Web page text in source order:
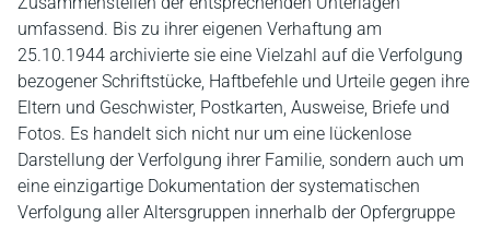
umfassend. Bis zu ihrer eigenen Verhaftung am
25.10.1944 archivierte sie eine Vielzahl auf die Verfolgung
bezogener Schriftstücke, Haftbefehle und Urteile gegen ihre
Eltern und Geschwister, Postkarten, Ausweise, Briefe und
Fotos. Es handelt sich nicht nur um eine lückenlose
Darstellung der Verfolgung ihrer Familie, sondern auch um
eine einzigartige Dokumentation der systematischen
Verfolgung aller Altersgruppen innerhalb der Opfergruppe